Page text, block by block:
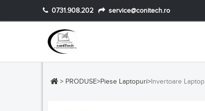
0731.908.202 service@conitech.ro
> PRODUSE>Piese Laptopuri> Invertoare Laptop